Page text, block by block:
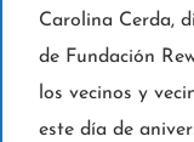
Carolina Cerda,
de Fundación
los vecinos y
este día de